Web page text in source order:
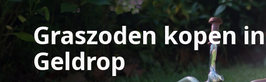
Graszoden kopen in
Geldrop